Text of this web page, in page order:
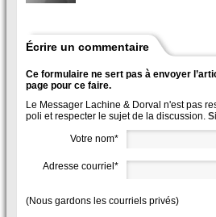
Écrire un commentaire
Ce formulaire ne sert pas à envoyer
page pour ce faire.
Le Messager Lachine & Dorval n'est pas
poli et respecter le sujet de la discussion.
Votre nom*
Adresse courriel*
(Nous gardons les courriels privés)